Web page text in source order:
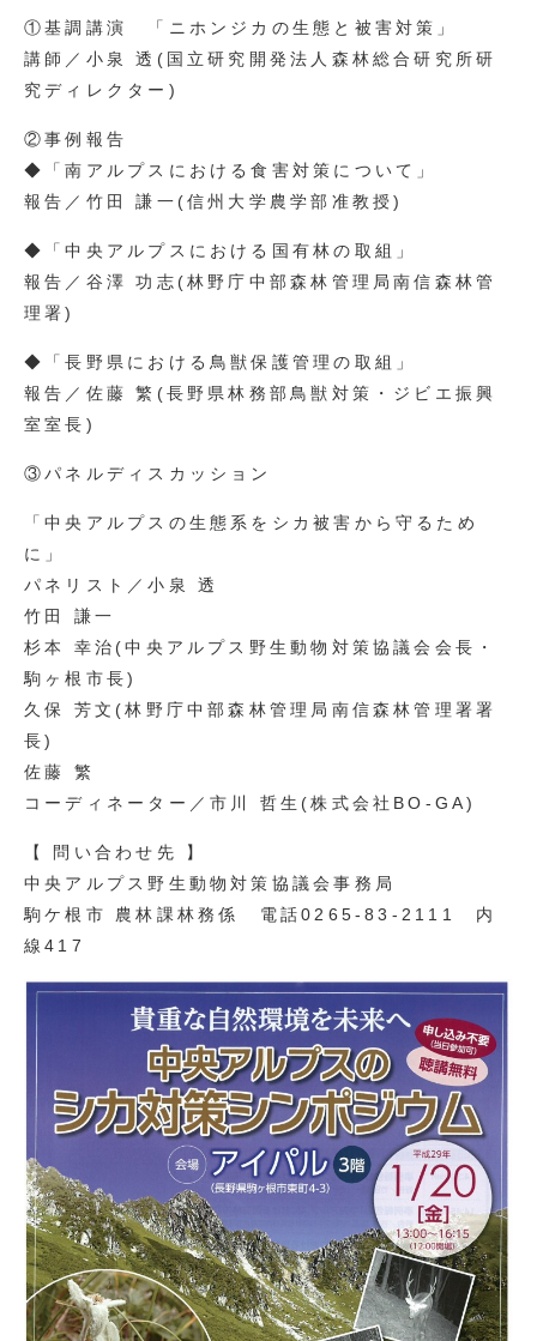
①基調講演 「ニホンジカの生態と被害対策」
講師／小泉 透(国立研究開発法人森林総合研究所研
究ディレクター)
②事例報告
◆「南アルプスにおける食害対策について」
報告／竹田 謙一(信州大学農学部准教授)
◆「中央アルプスにおける国有林の取組」
報告／谷澤 功志(林野庁中部森林管理局南信森林管
理署)
◆「長野県における鳥獣保護管理の取組」
報告／佐藤 繁(長野県林務部鳥獣対策・ジビエ振興
室室長)
③パネルディスカッション
「中央アルプスの生態系をシカ被害から守るため
に」
パネリスト／小泉 透
竹田 謙一
杉本 幸治(中央アルプス野生動物対策協議会会長・
駒ヶ根市長)
久保 芳文(林野庁中部森林管理局南信森林管理署署
長)
佐藤 繁
コーディネーター／市川 哲生(株式会社BO-GA)
【 問い合わせ先 】
中央アルプス野生動物対策協議会事務局
駒ケ根市 農林課林務係 電話0265-83-2111 内
線417